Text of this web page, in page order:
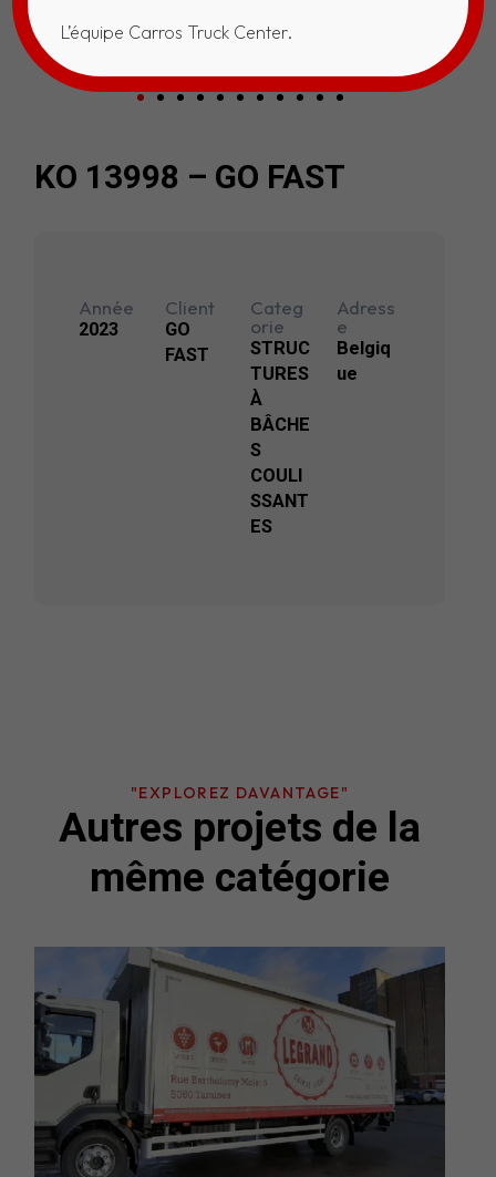
KO 13998 – GO FAST
Année
2023
Client
GO
FAST
Categ
orie
STRUC
TURES
À
BÂCHE
S
COULI
SSANT
ES
Adress
e
Belgiq
ue
"EXPLOREZ DAVANTAGE"
Autres projets de la
même catégorie
L’équipe Carros Truck Center.